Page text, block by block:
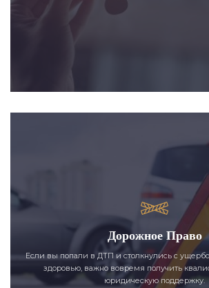
Дорожное Право
Если вы попали в ДТП и столкнулись с
здоровью, важно вовремя получить
юридическую поддержку.